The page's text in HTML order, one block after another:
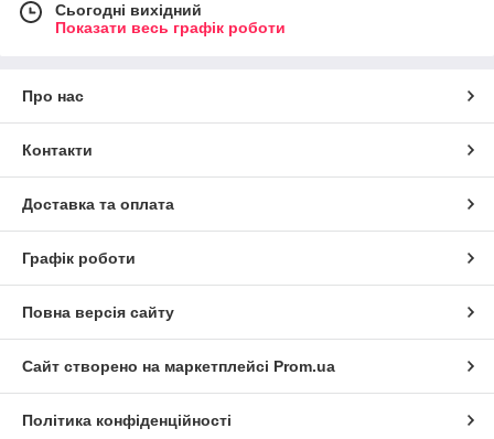
Сьогодні вихідний
Показати весь графік роботи
Про нас
Контакти
Доставка та оплата
Графік роботи
Повна версія сайту
Сайт створено на маркетплейсі Prom.ua
Політика конфіденційності